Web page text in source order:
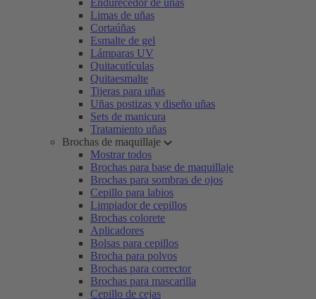
Endurecedor de uñas
Limas de uñas
Cortaúñas
Esmalte de gel
Lámparas UV
Quitacutículas
Quitaesmalte
Tijeras para uñas
Uñas postizas y diseño uñas
Sets de manicura
Tratamiento uñas
Brochas de maquillaje
Mostrar todos
Brochas para base de maquillaje
Brochas para sombras de ojos
Cepillo para labios
Limpiador de cepillos
Brochas colorete
Aplicadores
Bolsas para cepillos
Brocha para polvos
Brochas para corrector
Brochas para mascarilla
Cepillo de cejas